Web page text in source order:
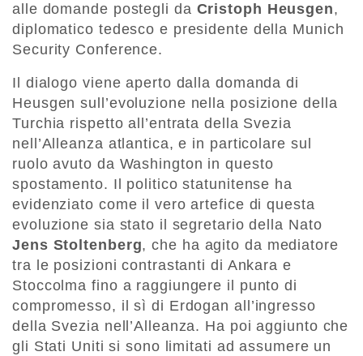
alle domande postegli da Cristoph Heusgen,
diplomatico tedesco e presidente della Munich
Security Conference.
Il dialogo viene aperto dalla domanda di
Heusgen sull’evoluzione nella posizione della
Turchia rispetto all’entrata della Svezia
nell’Alleanza atlantica, e in particolare sul
ruolo avuto da Washington in questo
spostamento. Il politico statunitense ha
evidenziato come il vero artefice di questa
evoluzione sia stato il segretario della Nato
Jens Stoltenberg, che ha agito da mediatore
tra le posizioni contrastanti di Ankara e
Stoccolma fino a raggiungere il punto di
compromesso, il sì di Erdogan all’ingresso
della Svezia nell’Alleanza. Ha poi aggiunto che
gli Stati Uniti si sono limitati ad assumere un